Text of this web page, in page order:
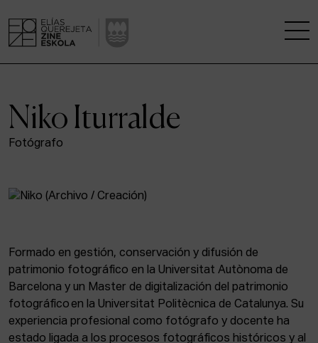
CENTRO DE INVESTIGACIÓN
KINOFABRIKA
COMUNIDAD
LA CASA DEL CINE
ACTUALIDAD
Niko Iturralde
Fotógrafo
Formado en gestión, conservación y difusión de
patrimonio fotográfico en la Universitat Autònoma de
Barcelona y un Master de digitalización del patrimonio
fotográfico en la Universitat Politècnica de Catalunya. Su
experiencia profesional como fotógrafo y docente ha
estado ligada a los procesos fotográficos históricos y al